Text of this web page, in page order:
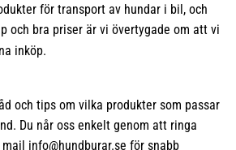
för transport av hundar i bil, och
och bra priser är vi övertygade om att vi
inköp.
och tips om vilka produkter som passar
Du når oss enkelt genom att ringa
info@hundburar.se för snabb